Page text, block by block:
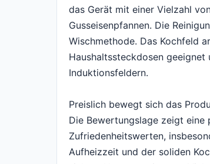
das Gerät mit einer Vielzahl
Gusseisenpfannen. Die
Wischmethode. Das Kochfeld
Haushaltssteckdosen
Induktionsfeldern.
Preislich bewegt sich das
Die Bewertungslage zeigt
Zufriedenheitswerten,
Aufheizzeit und der soliden